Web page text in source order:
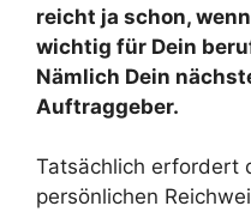
reicht ja schon,
wichtig für Dein
Nämlich Dein
Auftraggeber.
Tatsächlich erfordert
persönlichen